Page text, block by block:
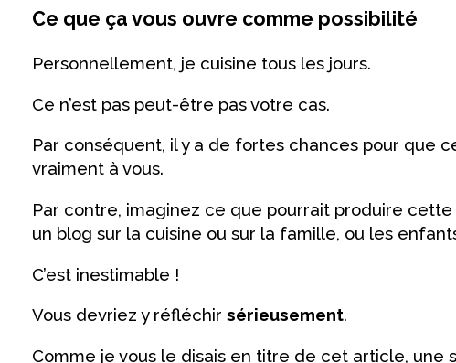
Ce que ça vous ouvre comme possibilité
Personnellement, je cuisine tous les jours.
Ce n’est pas peut-être pas votre cas.
Par conséquent, il y a de fortes chances pour que
vraiment à vous.
Par contre, imaginez ce que pourrait produire cette
un blog sur la cuisine ou sur la famille, ou les
C’est inestimable !
Vous devriez y réfléchir sérieusement.
Comme je vous le disais en titre de cet article, une